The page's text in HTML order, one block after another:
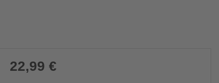
22,99 €